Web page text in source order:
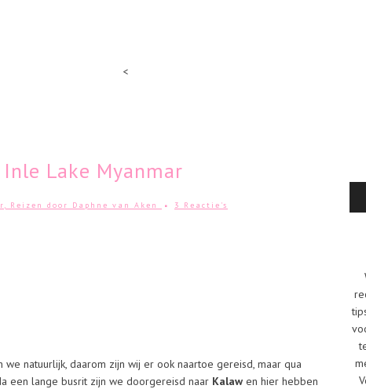
<
Lake Myanmar
, Reizen door Daphne van Aken 3 Reactie's
we natuurlijk, daarom zijn wij er ook naartoe gereisd, maar qua
een lange busrit zijn we doorgereisd naar Kalaw en hier hebben